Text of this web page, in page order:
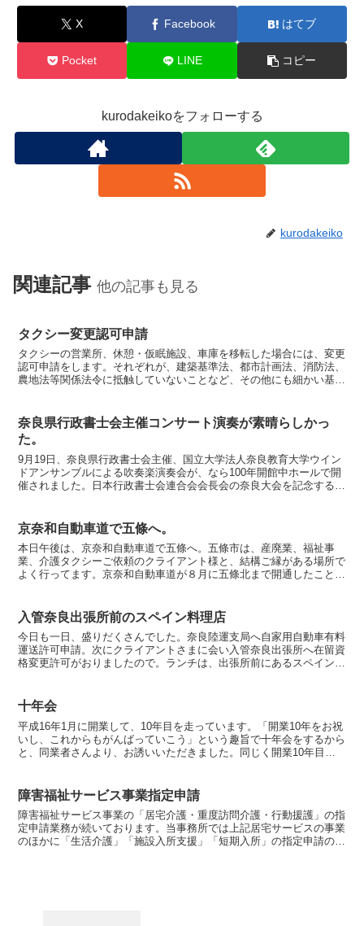
X Facebook はてブ
Pocket LINE コピー
kurodakeikoをフォローする
kurodakeiko
関連記事 他の記事も見る
タクシー変更認可申請
タクシーの営業所、休憩・仮眠施設、車庫を移転した場合には、変更
認可申請をします。それぞれが、建築基準法、都市計画法、消防法、
農地法等関係法令に抵触していないことなど、その他にも細かい基準
奈良県行政書士会主催コンサート演奏が素晴らしかっ
た。
9月19日、奈良県行政書士会主催、国立大学法人奈良教育大学ウイン
ドアンサンブルによる吹奏楽演奏会が、なら100年開館中ホールで開
催されました。日本行政書士会連合会会長会の奈良大会を記念するイ
京奈和自動車道で五條へ。
本日午後は、京奈和自動車道で五條へ。五條市は、産廃業、福祉事
業、介護タクシーご依頼のクライアント様と、結構ご縁がある場所で
よく行ってます。京奈和自動車道が８月に五條北まで開通したことは
入管奈良出張所前のスペイン料理店
今日も一日、盛りだくさんでした。奈良陸運支局へ自家用自動車有料
運送許可申請。次にクライアントさまに会い入管奈良出張所へ在留資
格変更許可がおりましたので。ランチは、出張所前にあるスペイン人
十年会
平成16年1月に開業して、10年目を走っています。「開業10年をお祝
いし、これからもがんばっていこう」という趣旨で十年会をするから
と、同業者さんより、お誘いいただきました。同じく開業10年目を
障害福祉サービス事業指定申請
障害福祉サービス事業の「居宅介護・重度訪問介護・行動援護」の指
定申請業務が続いております。当事務所では上記居宅サービスの事業
のほかに「生活介護」「施設入所支援」「短期入所」の指定申請の実